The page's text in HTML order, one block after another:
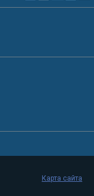
Карта сайта